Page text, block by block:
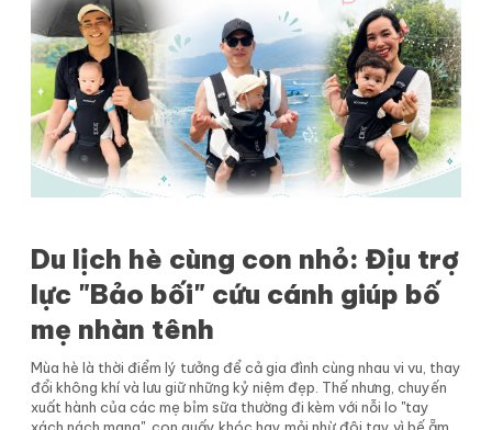
Du lịch hè cùng con nhỏ: Địu trợ
lực "Bảo bối" cứu cánh giúp bố
mẹ nhàn tênh
Mùa hè là thời điểm lý tưởng để cả gia đình cùng nhau vi vu, thay
đổi không khí và lưu giữ những kỷ niệm đẹp. Thế nhưng, chuyến
xuất hành của các mẹ bỉm sữa thường đi kèm với nỗi lo "tay
xách nách mang", con quấy khóc hay mỏi nhừ đôi tay vì bế ẵm